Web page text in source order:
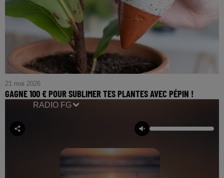
21 mai 2026
GAGNE 100 € POUR SUBLIMER TES PLANTES AVEC PÉPIN !